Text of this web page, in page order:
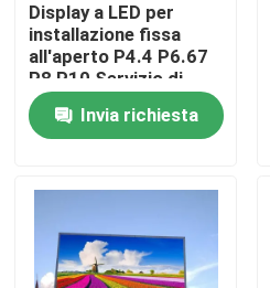
Prodotti
Display a LED per
installazione fissa
all'aperto P4.4 P6.67
P8 P10 Servizio di
fronte all'alluminio
Risparmio energetico
960X960Mm Led
Invia richiesta